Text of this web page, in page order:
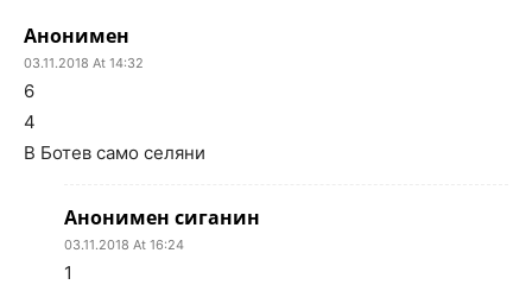
Анонимен
03.11.2018 At 14:32
6
4
В Ботев само селяни
Анонимен сиганин
03.11.2018 At 16:24
1